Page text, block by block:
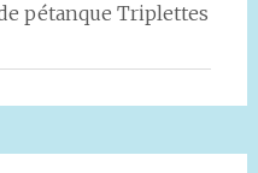
pétanque Triplettes